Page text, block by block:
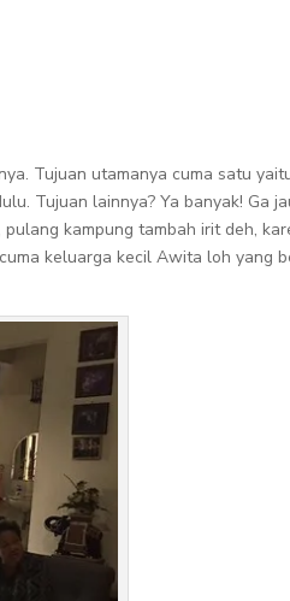
Tujuan utamanya cuma satu
Tujuan lainnya? Ya banyak! Ga
kampung tambah irit deh,
keluarga kecil Awita loh yang